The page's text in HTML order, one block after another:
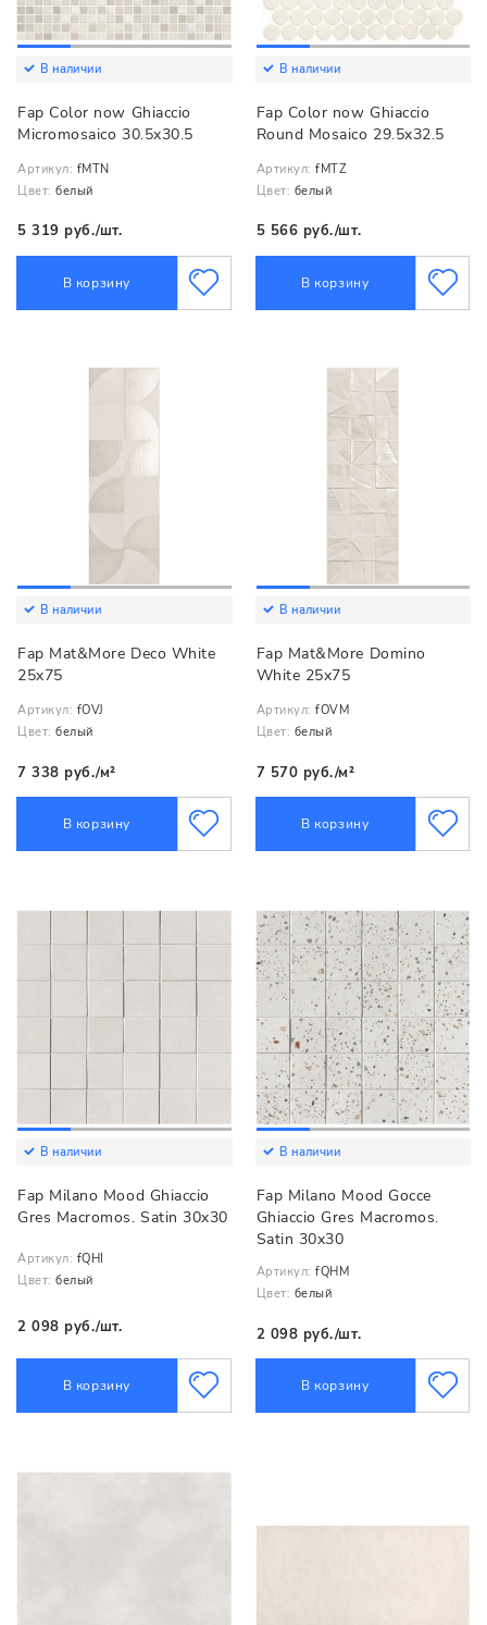
В наличии
Fap Color now Ghiaccio
Micromosaico 30.5x30.5
Артикул: fMTN
Цвет: белый
5 319 руб./шт.
В корзину
В наличии
Fap Color now Ghiaccio
Round Mosaico 29.5x32.5
Артикул: fMTZ
Цвет: белый
5 566 руб./шт.
В корзину
В наличии
Fap Mat&More Deco White
25x75
Артикул: fOVJ
Цвет: белый
7 338 руб./м²
В корзину
В наличии
Fap Mat&More Domino
White 25x75
Артикул: fOVM
Цвет: белый
7 570 руб./м²
В корзину
В наличии
Fap Milano Mood Ghiaccio
Gres Macromos. Satin 30x30
Артикул: fQHI
Цвет: белый
2 098 руб./шт.
В корзину
В наличии
Fap Milano Mood Gocce
Ghiaccio Gres Macromos.
Satin 30x30
Артикул: fQHM
Цвет: белый
2 098 руб./шт.
В корзину